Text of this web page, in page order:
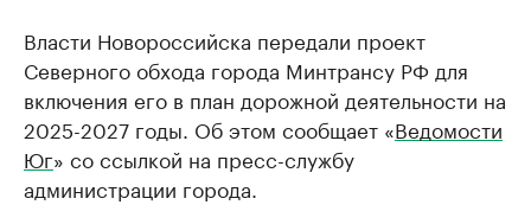
Власти Новороссийска передали проект
Северного обхода города Минтрансу РФ для
включения его в план дорожной деятельности на
2025-2027 годы. Об этом сообщает «Ведомости
Юг» со ссылкой на пресс-службу
администрации города.